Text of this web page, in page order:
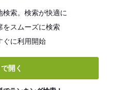
検索。検索が快適に
をスムーズに検索
ぐに利用開始
開く